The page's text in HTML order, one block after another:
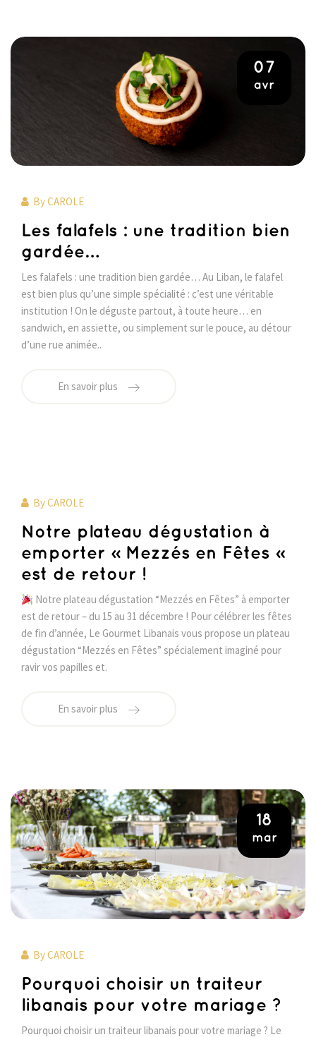
07
avr
ByCAROLE
Les falafels : une tradition bien
gardée…
Les falafels : une tradition bien gardée… Au Liban, le falafel
est bien plus qu’une simple spécialité : c’est une véritable
institution ! On le déguste partout, à toute heure… en
sandwich, en assiette, ou simplement sur le pouce, au détour
d’une rue animée..
En savoir plus
ByCAROLE
Notre plateau dégustation à
emporter « Mezzés en Fêtes »
est de retour !
Notre plateau dégustation “Mezzés en Fêtes” à emporter
est de retour – du 15 au 31 décembre ! Pour célébrer les fêtes
de fin d’année, Le Gourmet Libanais vous propose un plateau
dégustation “Mezzés en Fêtes” spécialement imaginé pour
ravir vos papilles et.
En savoir plus
18
mar
ByCAROLE
Pourquoi choisir un traiteur
libanais pour votre mariage ?
Pourquoi choisir un traiteur libanais pour votre mariage ? Le